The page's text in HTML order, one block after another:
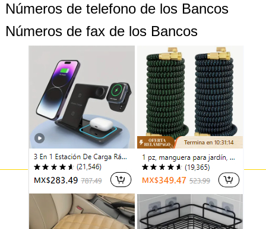
Números de telefono de los Bancos
Números de fax de los Bancos